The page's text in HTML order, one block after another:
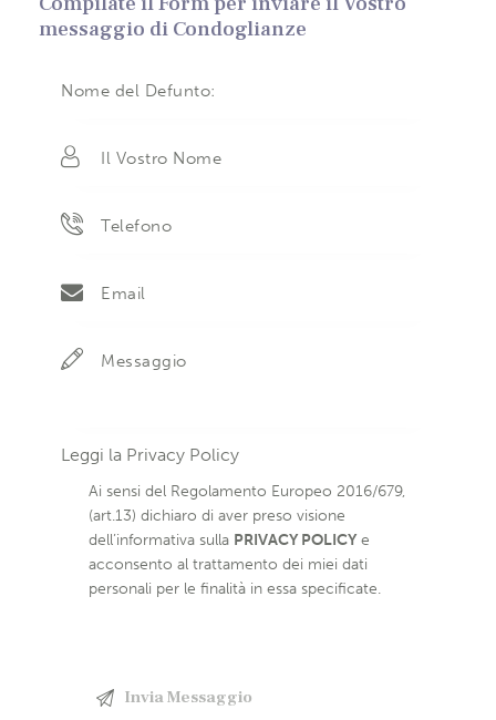
messaggio di Condoglianze
Leggi la Privacy Policy
Ai sensi del Regolamento Europeo 2016/679,
(art.13) dichiaro di aver preso visione
dell’informativa sulla PRIVACY POLICYe
acconsento al trattamento dei miei dati
personali per le finalità in essa specificate.